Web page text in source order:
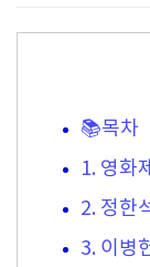
📚목차
1. 영화
2. 정한
3. 이병